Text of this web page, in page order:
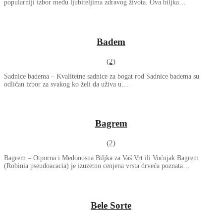
popularniji izbor među ljubiteljima zdravog života. Ova biljka…
Badem
(2)
Sadnice badema – Kvalitetne sadnice za bogat rod Sadnice badema su
odličan izbor za svakog ko želi da uživa u…
Bagrem
(2)
Bagrem – Otporna i Medonosna Biljka za Vaš Vrt ili Voćnjak Bagrem
(Robinia pseudoacacia) je izuzetno cenjena vrsta drveća poznata…
Bele Sorte